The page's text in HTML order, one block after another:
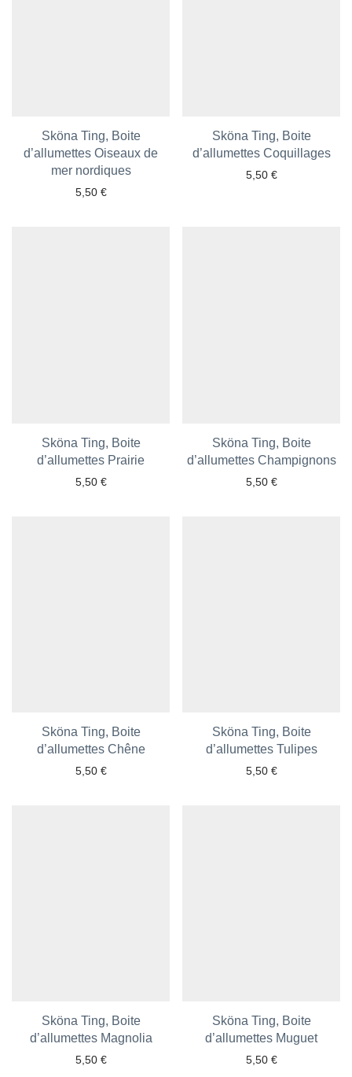
Sköna Ting, Boite
d’allumettes Oiseaux de
mer nordiques
5,50 €
Ajouter aux favoris
Sköna Ting, Boite
d’allumettes Coquillages
5,50 €
Ajouter aux favoris
Sköna Ting, Boite
d’allumettes Prairie
5,50 €
Ajouter aux favoris
Sköna Ting, Boite
d’allumettes Champignons
5,50 €
Ajouter aux favoris
Sköna Ting, Boite
d’allumettes Chêne
5,50 €
Ajouter aux favoris
Sköna Ting, Boite
d’allumettes Tulipes
5,50 €
Ajouter aux favoris
Sköna Ting, Boite
d’allumettes Magnolia
5,50 €
Ajouter aux favoris
Sköna Ting, Boite
d’allumettes Muguet
5,50 €
Ajouter aux favoris